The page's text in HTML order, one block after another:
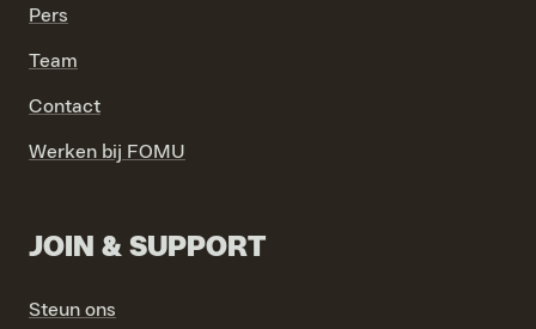
Pers
Team
Contact
Werken bij FOMU
JOIN & SUPPORT
Steun ons